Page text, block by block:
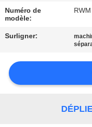
CONTACTEZ-
NOUS
DEMANDEZ
Numéro de
modèle:
RWM
Surligner: